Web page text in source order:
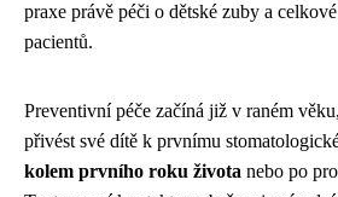
praxe právě péči o dětské zuby a
pacientů.
Preventivní péče začíná již v raném
přivést své dítě k prvnímu
kolem prvního roku života nebo po